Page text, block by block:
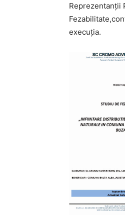
Reprezentanții
execuția.